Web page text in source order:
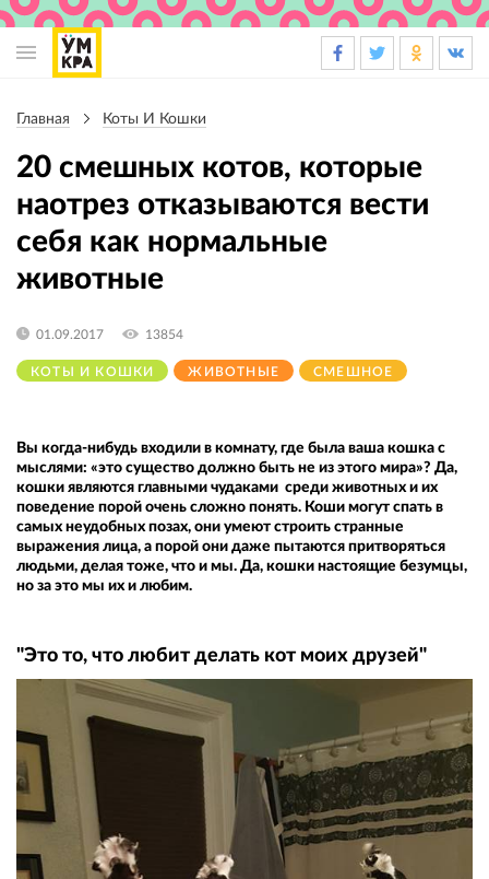
навигация
навигации
Главная Коты И Кошки
20 смешных котов, которые
наотрез отказываются вести
себя как нормальные
животные
КОТЫ И КОШКИ ЖИВОТНЫЕ СМЕШНОЕ
01.09.2017 13854
Вы когда-нибудь входили в комнату, где была ваша кошка с
мыслями: «это существо должно быть не из этого мира»? Да,
кошки являются главными чудаками среди животных и их
поведение порой очень сложно понять. Коши могут спать в
самых неудобных позах, они умеют строить странные
выражения лица, а порой они даже пытаются притворяться
людьми, делая тоже, что и мы. Да, кошки настоящие безумцы,
но за это мы их и любим.
"Это то, что любит делать кот моих друзей"